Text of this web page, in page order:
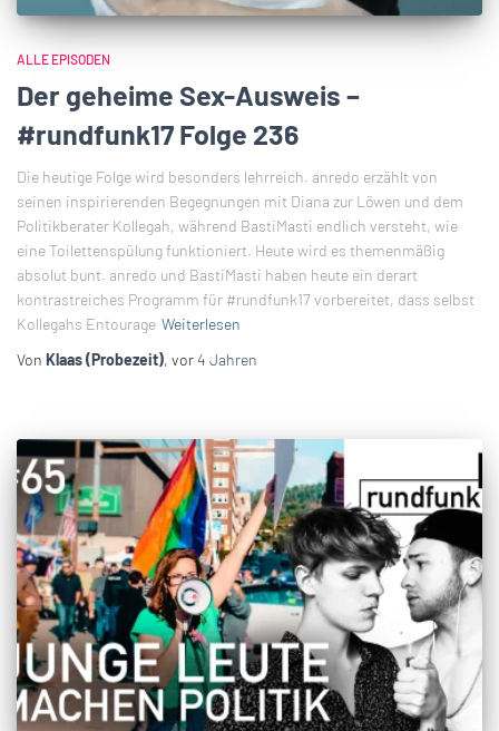
ALLE EPISODEN
Der geheime Sex-Ausweis –
#rundfunk17 Folge 236
Die heutige Folge wird besonders lehrreich. anredo erzählt von
seinen inspirierenden Begegnungen mit Diana zur Löwen und dem
Politikberater Kollegah, während BastiMasti endlich versteht, wie
eine Toilettenspülung funktioniert. Heute wird es themenmäßig
absolut bunt. anredo und BastiMasti haben heute ein derart
kontrastreiches Programm für #rundfunk17 vorbereitet, dass selbst
Kollegahs Entourage Weiterlesen
Von Klaas (Probezeit), vor4 Jahren